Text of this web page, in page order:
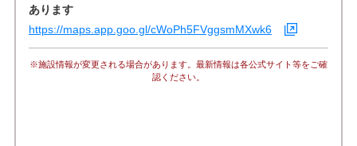
あります
https://maps.app.goo.gl/cWoPh5FVggsmMXwk6
※施設情報が変更される場合があります。最新情報は各公式サイト等をご確
認ください。